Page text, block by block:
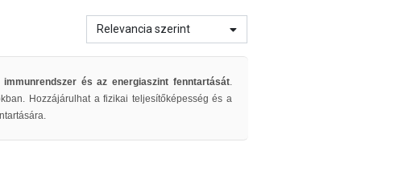
Relevancia szerint
immunrendszer és az energiaszint fenntartását.
Hozzájárulhat a fizikai teljesítőképesség és a